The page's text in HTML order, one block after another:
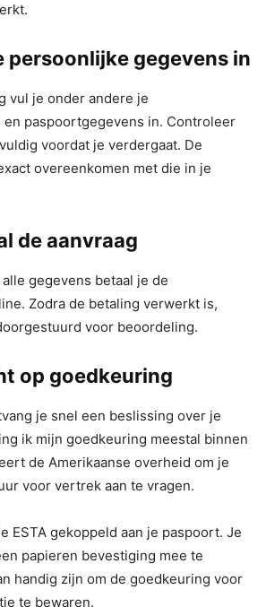
persoonlijke gegevens in
vul je onder andere je
paspoortgegevens in. Controleer
voordat je verdergaat. De
overeenkomen met die in je
de aanvraag
gegevens betaal je de
Zodra de betaling verwerkt is,
voor beoordeling.
op goedkeuring
je snel een beslissing over je
ik mijn goedkeuring meestal binnen
de Amerikaanse overheid om je
voor vertrek aan te vragen.
ESTA gekoppeld aan je paspoort. Je
papieren bevestiging mee te
handig zijn om de goedkeuring voor
te bewaren.